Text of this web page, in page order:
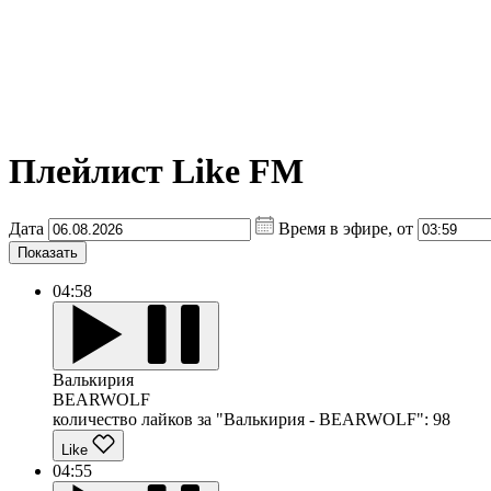
Плейлист Like FM
Дата Время в эфире, от
Показать
04:58
Валькирия
BEARWOLF
количество лайков за "Валькирия - BEARWOLF": 98
Like
04:55